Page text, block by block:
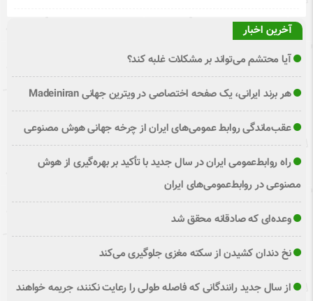
آخرین اخبار
آیا محتشم می‌تواند بر مشکلات غلبه کند؟
هر برند ایرانی، یک صفحه اختصاصی در ویترین جهانی Madeiniran
عقب‌ماندگی روابط عمومی‌های ایران از چرخه جهانی هوش مصنوعی
راه روابط‌عمومی ایران در سال جدید با تأکید بر بهره‌گیری از هوش
مصنوعی در روابط‌عمومی‌های ایران
وعده‌ای که صادقانه محقق شد
نخ دندان کشیدن از سکته مغزی جلوگیری می‌کند
از سال جدید رانندگانی که فاصله طولی را رعایت نکنند، جریمه خواهند